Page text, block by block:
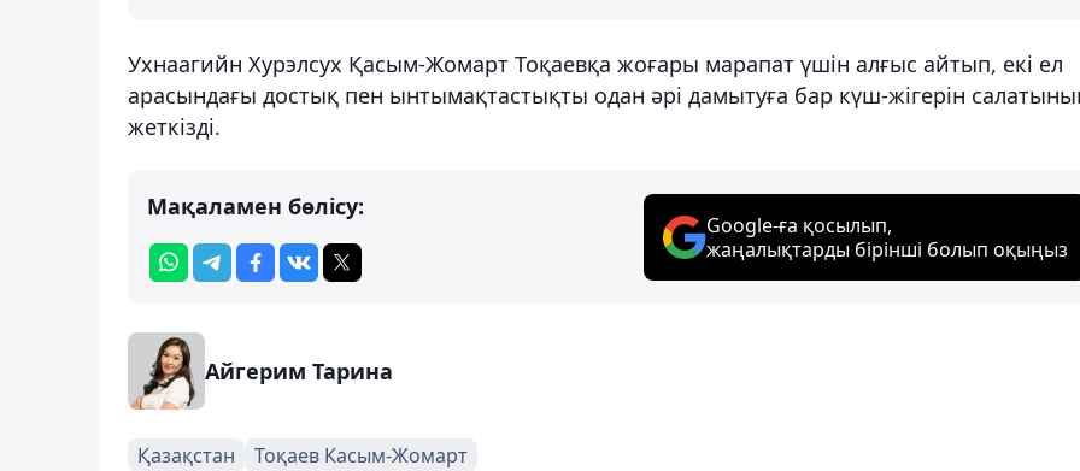
Ухнаагийн Хурэлсух Қасым-Жомарт Тоқаевқа жоғары марапат үшін алғыс айтып, екі ел
арасындағы достық пен ынтымақтастықты одан әрі дамытуға бар күш-жігерін
жеткізді.
Мақаламен бөлісу:
Google-ға қосылып,
жаңалықтарды бірінші болып оқыңыз
Айгерим Тарина
Қазақстан Тоқаев Касым-Жомарт